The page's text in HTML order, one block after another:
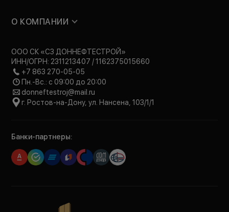
О КОМПАНИИ
ООО СК «СЗ ДОННЕФТЕСТРОЙ»
ИНН/ОГРН: 2311213407 / 1162375015660
+7 863 270-05-05
Пн.-Вс.: с 09:00 до 20:00
donneftestroj@mail.ru
г. Ростов-на-Дону, ул. Нансена, 103/1/1
Банки-партнеры: